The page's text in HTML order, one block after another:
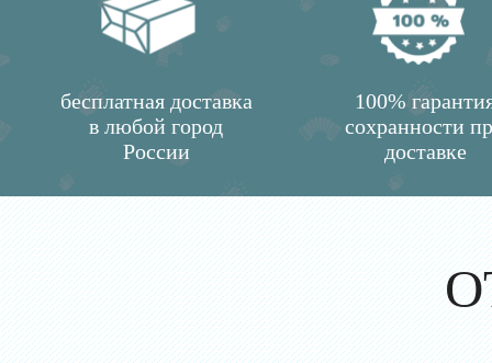
бесплатная доставка
в любой город
России
100%
сохранности
доставке